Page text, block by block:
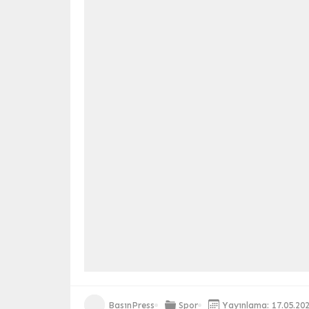
BasınPress Spor Yayınlama: